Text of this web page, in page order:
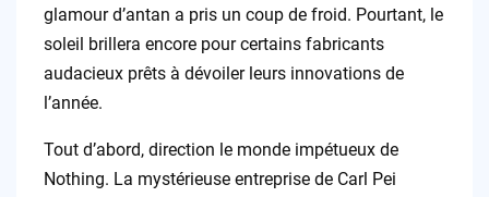
glamour d’antan a pris un coup de froid. Pourtant, le
soleil brillera encore pour certains fabricants
audacieux prêts à dévoiler leurs innovations de
l’année.
Tout d’abord, direction le monde impétueux de
Nothing. La mystérieuse entreprise de Carl Pei